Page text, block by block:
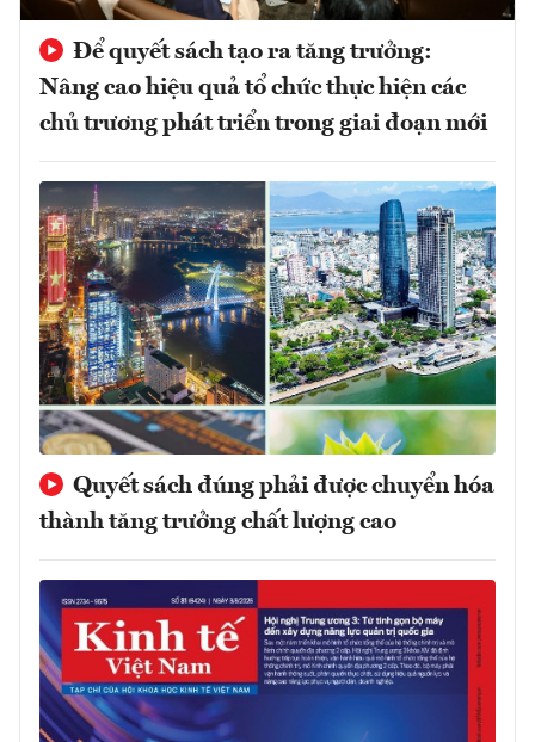
Để quyết sách tạo ra tăng trưởng:
Nâng cao hiệu quả tổ chức thực hiện các
chủ trương phát triển trong giai đoạn mới
Quyết sách đúng phải được chuyển hóa
thành tăng trưởng chất lượng cao